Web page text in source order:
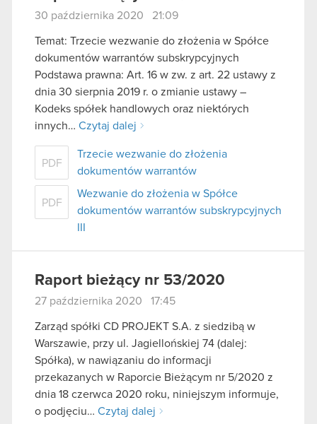
30 października 2020 21:09
Temat: Trzecie wezwanie do złożenia w Spółce
dokumentów warrantów subskrypcyjnych
Podstawa prawna: Art. 16 w zw. z art. 22 ustawy z
dnia 30 sierpnia 2019 r. o zmianie ustawy –
Kodeks spółek handlowych oraz niektórych
innych… Czytaj dalej
PDF
Trzecie wezwanie do złożenia
dokumentów warrantów
PDF
Wezwanie do złożenia w Spółce
dokumentów warrantów subskrypcyjnych
Raport bieżący nr 53/2020
27 października 2020 17:45
Zarząd spółki CD PROJEKT S.A. z siedzibą w
Warszawie, przy ul. Jagiellońskiej 74 (dalej:
Spółka), w nawiązaniu do informacji
przekazanych w Raporcie Bieżącym nr 5/2020 z
dnia 18 czerwca 2020 roku, niniejszym informuje,
o podjęciu… Czytaj dalej